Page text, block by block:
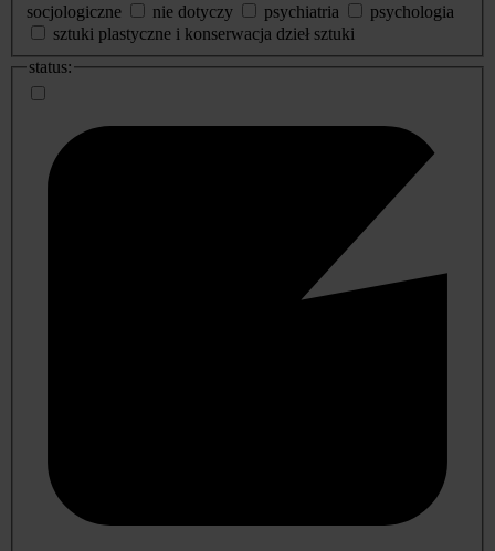
socjologiczne
nie dotyczy psychiatria
psychologia
sztuki plastyczne i konserwacja dzieł sztuki
status: